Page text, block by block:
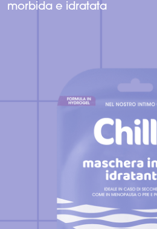
morbida e idratata